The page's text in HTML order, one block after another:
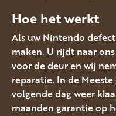
Hoe het werkt
Als uw Nintendo
maken. U rijdt naar
voor de deur en wij
reparatie. In de
volgende dag weer
maanden garantie op